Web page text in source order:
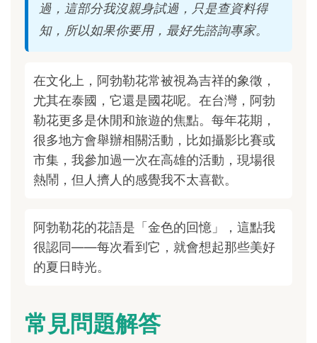
過，這部分我沒親身試過，只是查資料得
知，所以如果你要用，最好先諮詢專家。
在文化上，阿勃勒花常被視為吉祥的象徵，
尤其在泰國，它還是國花呢。在台灣，阿勃
勒花更多是休閒和旅遊的焦點。每年花期，
很多地方會舉辦相關活動，比如攝影比賽或
市集，我參加過一次在高雄的活動，現場很
熱鬧，但人擠人的感覺我不太喜歡。
阿勃勒花的花語是「金色的回憶」，這點我
很認同——每次看到它，就會想起那些美好
的夏日時光。
常見問題解答